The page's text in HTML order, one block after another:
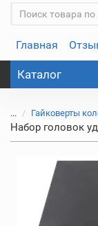
Главная
Каталог
... Гайковерты
Набор головок